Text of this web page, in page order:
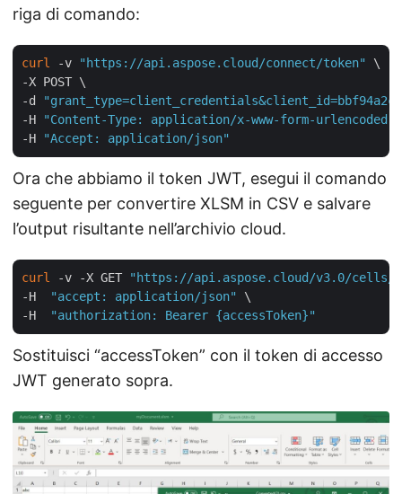
riga di comando:
curl -v "https://api.aspose.cloud/connect/token"
\
-X POST \
-d
"grant_type=client_credentials&client_id=bbf94a2c-
-H
"Content-Type: application/x-www-form-urlencoded"
-H
"Accept: application/json"
Ora che abbiamo il token JWT, esegui il comando
seguente per convertire XLSM in CSV e salvare
l’output risultante nell’archivio cloud.
curl -v -X GET
"https://api.aspose.cloud/v3.0/cells/
-H
"accept: application/json"
\
-H
"authorization: Bearer {accessToken}"
Sostituisci “accessToken” con il token di accesso
JWT generato sopra.